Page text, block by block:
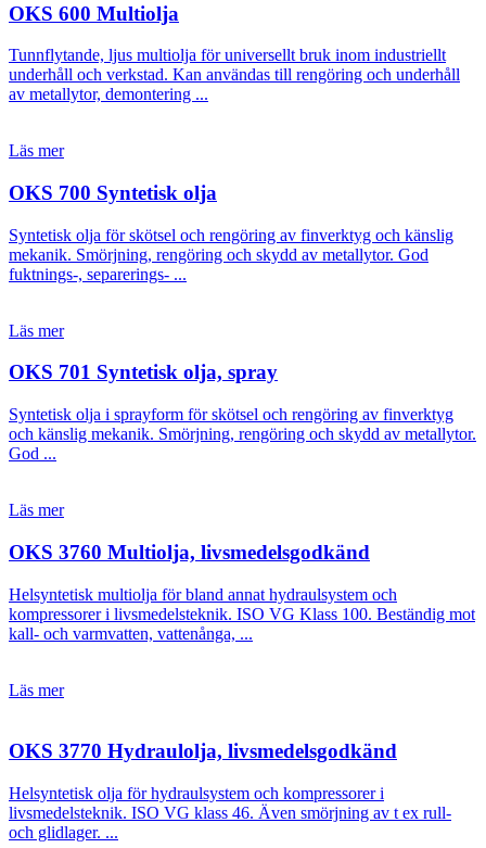
OKS 600 Multiolja
Tunnflytande, ljus multiolja för universellt bruk inom industriellt
underhåll och verkstad. Kan användas till rengöring och underhåll
av metallytor, demontering ...
Läs mer
OKS 700 Syntetisk olja
Syntetisk olja för skötsel och rengöring av finverktyg och känslig
mekanik. Smörjning, rengöring och skydd av metallytor. God
fuktnings-, separerings- ...
Läs mer
OKS 701 Syntetisk olja, spray
Syntetisk olja i sprayform för skötsel och rengöring av finverktyg
och känslig mekanik. Smörjning, rengöring och skydd av metallytor.
God ...
Läs mer
OKS 3760 Multiolja, livsmedelsgodkänd
Helsyntetisk multiolja för bland annat hydraulsystem och
kompressorer i livsmedelsteknik. ISO VG Klass 100. Beständig mot
kall- och varmvatten, vattenånga, ...
Läs mer
OKS 3770 Hydraulolja, livsmedelsgodkänd
Helsyntetisk olja för hydraulsystem och kompressorer i
livsmedelsteknik. ISO VG klass 46. Även smörjning av t ex rull-
och glidlager. ...